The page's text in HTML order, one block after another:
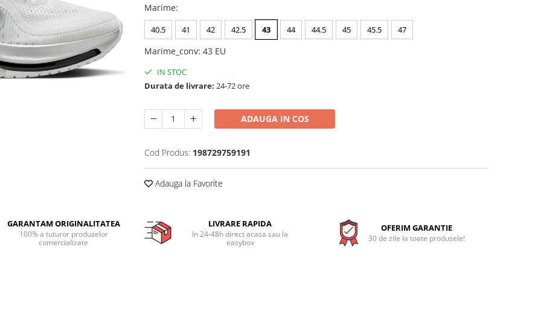
Marime:
40.5 41 42 42.5 43 44 44.5 45 45.5 47
Marime_conv: 43 EU
IN STOC
Durata de livrare: 24-72 ore
ADAUGA IN COS
Cod Produs: 198729759191
Adauga la Favorite
GARANTAM ORIGINALITATEA
100% a tuturor produselor
comercializate
LIVRARE RAPIDA
In 24-48h direct acasa sau la
easybox
OFERIM GARANTIE
30 de zile la toate produsele!